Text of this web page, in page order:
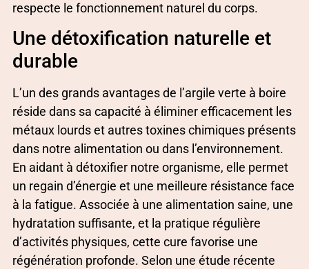
respecte le fonctionnement naturel du corps.
Une détoxification naturelle et
durable
L’un des grands avantages de l’argile verte à boire
réside dans sa capacité à éliminer efficacement les
métaux lourds et autres toxines chimiques présents
dans notre alimentation ou dans l’environnement.
En aidant à détoxifier notre organisme, elle permet
un regain d’énergie et une meilleure résistance face
à la fatigue. Associée à une alimentation saine, une
hydratation suffisante, et la pratique régulière
d’activités physiques, cette cure favorise une
régénération profonde. Selon une étude récente